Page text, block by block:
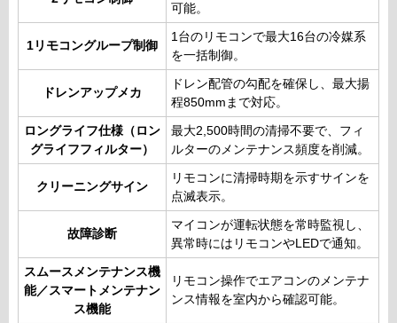
可能。
1リモコングループ制御
1台のリモコンで最大16台の冷媒系
を一括制御。
ドレンアップメカ
ドレン配管の勾配を確保し、最大揚
程850mmまで対応。
ロングライフ仕様（ロン
グライフフィルター）
最大2,500時間の清掃不要で、フィ
ルターのメンテナンス頻度を削減。
クリーニングサイン
リモコンに清掃時期を示すサインを
点滅表示。
故障診断
マイコンが運転状態を常時監視し、
異常時にはリモコンやLEDで通知。
スムースメンテナンス機
能／スマートメンテナン
ス機能
リモコン操作でエアコンのメンテナ
ンス情報を室内から確認可能。